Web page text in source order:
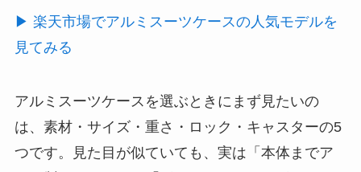
▶ 楽天市場でアルミスーツケースの人気モデルを
見てみる
アルミスーツケースを選ぶときにまず見たいの
は、素材・サイズ・重さ・ロック・キャスターの5
つです。見た目が似ていても、実は「本体までア